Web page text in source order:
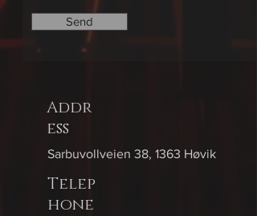
Send
Addr
ess
Sarbuvollveien 38, 1363 Høvik
Telep
hone